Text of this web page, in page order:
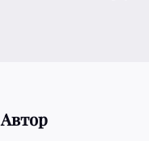
Автор